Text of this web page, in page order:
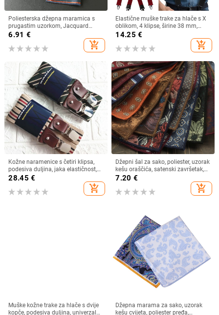
Poliesterska džepna maramica s
prugastim uzorkom, Jacquard
tkanina, ležerni stil, za odrasle, zima
6.91 €
add_shopping_cart
Elastične muške trake za hlače s X
oblikom, 4 klipse, širine 38 mm,
crna kuka i kopča.
14.25 €
add_shopping_cart
Kožne naramenice s četiri klipsa,
podesiva duljina, jaka elastičnost,
mogućnost prilagodbe
28.45 €
add_shopping_cart
Džepni šal za sako, poliester, uzorak
kešu oraščića, satenski završetak,
moderan stil, standardna širina
7.20 €
add_shopping_cart
Muške kožne trake za hlače s dvije
kopče, podesiva duljina, univerzalna
Džepna marama za sako, uzorak
kešu cvijeta, poliester pređa,